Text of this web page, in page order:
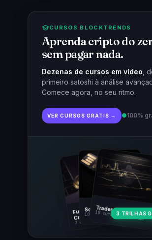
CURSOS BLOCKTRENDS
Aprenda cripto do
sem pagar nada.
Dezenas de cursos em vídeo ,
primeiro satoshi à análise
Comece agora, no seu ritmo.
VER CURSOS GRÁTIS → ●100%
Fundamentos
Cripto
7 cursos · 31 aulas
Trader Cripto
18 cursos · 80 aulas
Soberania Bitcoin
10 cursos · 44 aulas
3 TRILHAS